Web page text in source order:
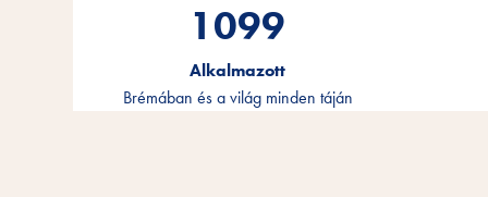
1100
Alkalmazott
Brémában és a világ minden táján